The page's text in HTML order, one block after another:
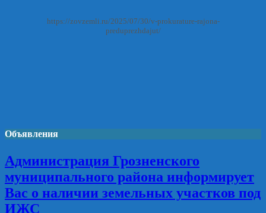
https://zovzemli.ru/2025/07/30/v-prokurature-rajona-
preduprezhdajut/
Объявления
Администрация Грозненского
муниципального района информирует
Вас о наличии земельных участков под
ИЖС